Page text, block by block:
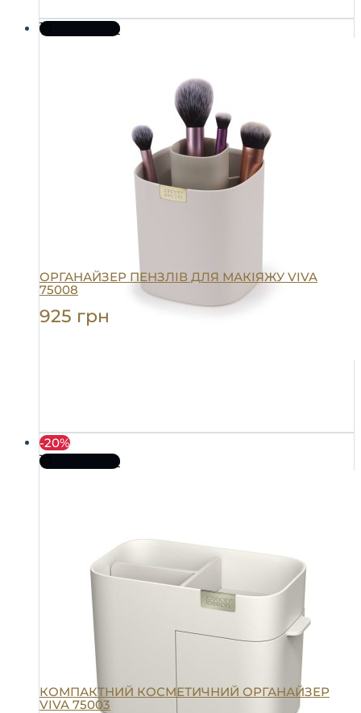
Про товар
ОРГАНАЙЗЕР ПЕНЗЛІВ ДЛЯ МАКІЯЖУ VIVA
75008
925 грн
-20%
Про товар
КОМПАКТНИЙ КОСМЕТИЧНИЙ ОРГАНАЙЗЕР
VIVA 75003